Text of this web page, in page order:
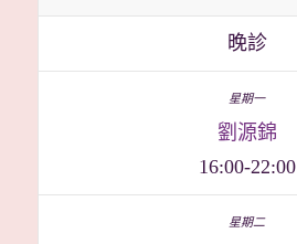
晚診
劉源錦
16:00-22:00